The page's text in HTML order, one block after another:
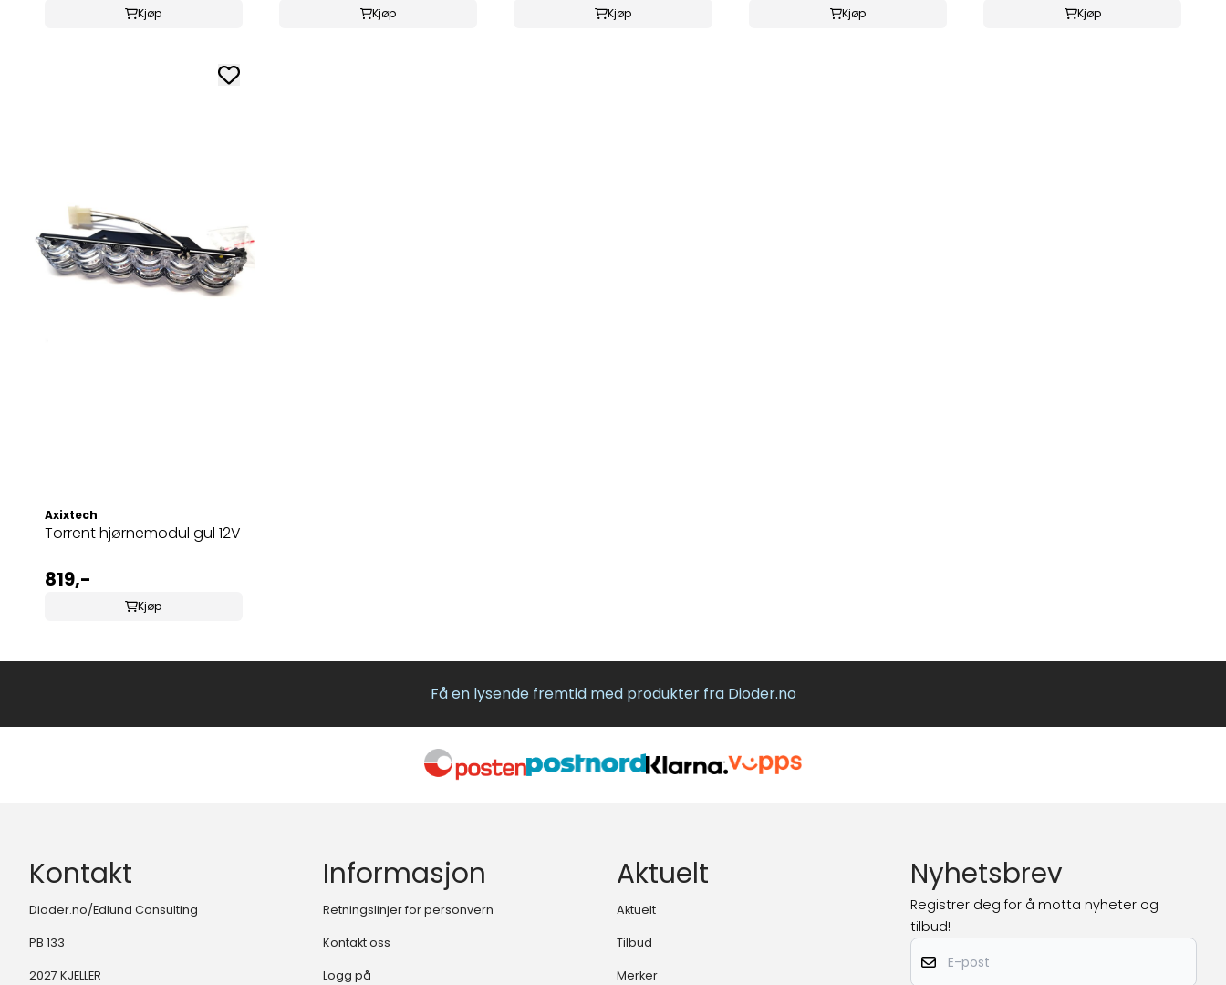
Kjøp Kjøp Kjøp Kjøp Kjøp
Axixtech
Torrent hjørnemodul gul 12V
819,-
Kjøp
Få en lysende fremtid med produkter fra Dioder.no
Kontakt
Dioder.no/Edlund Consulting
PB 133
2027 KJELLER
Informasjon
Retningslinjer for personvern
Kontakt oss
Logg på
Aktuelt
Aktuelt
Tilbud
Merker
Nyhetsbrev
Registrer deg for å motta nyheter og
tilbud!
E-post